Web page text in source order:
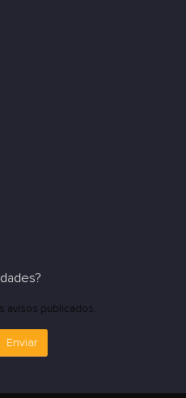
avisos publicados.
Enviar